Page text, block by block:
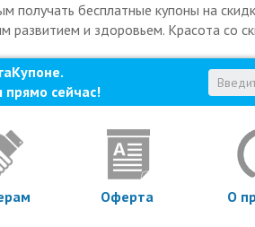
получать бесплатные купоны на
развитием и здоровьем. Красота со
сейчас!
Оферта О